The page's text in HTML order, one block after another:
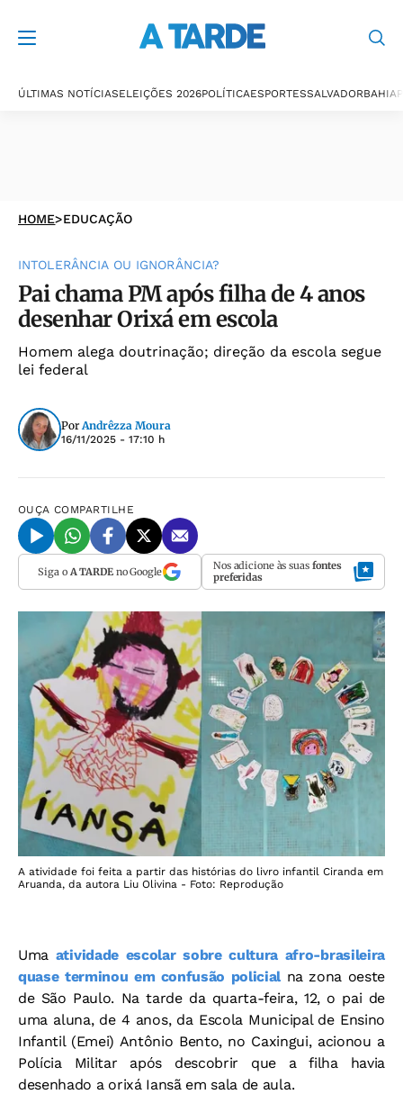
ÚLTIMAS NOTÍCIASELEIÇÕES 2026POLÍTICAESPORTESSALVADORBAHIA
HOME>EDUCAÇÃO
INTOLERÂNCIA OU IGNORÂNCIA?
Pai chama PM após filha de 4 anos
desenhar Orixá em escola
Homem alega doutrinação; direção da escola segue
lei federal
Por Andrêzza Moura
16/11/2025 - 17:10 h
OUÇA COMPARTILHE
Siga o A TARDEno Google Nos adicione às suas fontes
preferidas
A atividade foi feita a partir das histórias do livro infantil Ciranda em
Aruanda, da autora Liu Olivina - Foto: Reprodução
Uma atividade escolar sobre cultura afro-brasileira
quase terminou em confusão policial na zona oeste
de São Paulo. Na tarde da quarta-feira, 12, o pai de
uma aluna, de 4 anos, da Escola Municipal de Ensino
Infantil (Emei) Antônio Bento, no Caxingui, acionou a
Polícia Militar após descobrir que a filha havia
desenhado a orixá Iansã em sala de aula.